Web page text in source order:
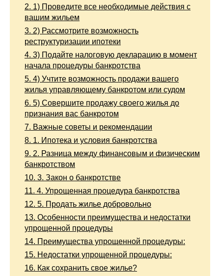
2. 1) Проведите все необходимые действия с
вашим жильем
3. 2) Рассмотрите возможность
реструктуризации ипотеки
4. 3) Подайте налоговую декларацию в момент
начала процедуры банкротства
5. 4) Учтите возможность продажи вашего
жилья управляющему банкротом или судом
6. 5) Совершите продажу своего жилья до
признания вас банкротом
7. Важные советы и рекомендации
8. 1. Ипотека и условия банкротства
9. 2. Разница между финансовым и физическим
банкротством
10. 3. Закон о банкротстве
11. 4. Упрощенная процедура банкротства
12. 5. Продать жилье добровольно
13. Особенности преимущества и недостатки
упрощенной процедуры
14. Преимущества упрощенной процедуры:
15. Недостатки упрощенной процедуры:
16. Как сохранить свое жилье?